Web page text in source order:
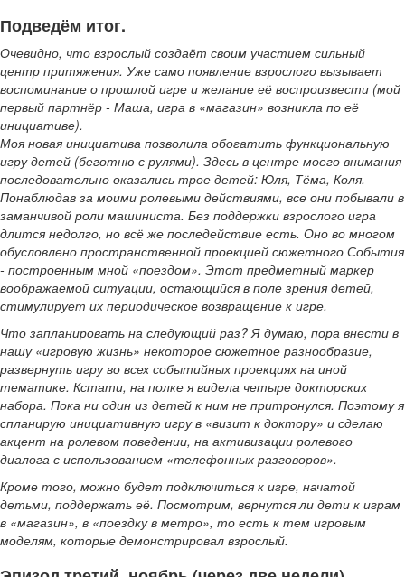
Подведём итог.
Очевидно, что взрослый создаёт своим участием сильный
центр притяжения. Уже само появление взрослого вызывает
воспоминание о прошлой игре и желание её воспроизвести (мой
первый партнёр - Маша, игра в «магазин» возникла по её
инициативе).
Моя новая инициатива позволила обогатить функциональную
игру детей (беготню с рулями). Здесь в центре моего внимания
последовательно оказались трое детей: Юля, Тёма, Коля.
Понаблюдав за моими ролевыми действиями, все они побывали в
заманчивой роли машиниста. Без поддержки взрослого игра
длится недолго, но всё же последействие есть. Оно во многом
обусловлено пространственной проекцией сюжетного События
- построенным мной «поездом». Этот предметный маркер
воображаемой ситуации, остающийся в поле зрения детей,
стимулирует их периодическое возвращение к игре.
Что запланировать на следующий раз? Я думаю, пора внести в
нашу «игровую жизнь» некоторое сюжетное разнообразие,
развернуть игру во всех событийных проекциях на иной
тематике. Кстати, на полке я видела четыре докторских
набора. Пока ни один из детей к ним не притронулся. Поэтому я
спланирую инициативную игру в «визит к доктору» и сделаю
акцент на ролевом поведении, на активизации ролевого
диалога с использованием «телефонных разговоров».
Кроме того, можно будет подключиться к игре, начатой
детьми, поддержать её. Посмотрим, вернутся ли дети к играм
в «магазин», в «поездку в метро», то есть к тем игровым
моделям, которые демонстрировал взрослый.